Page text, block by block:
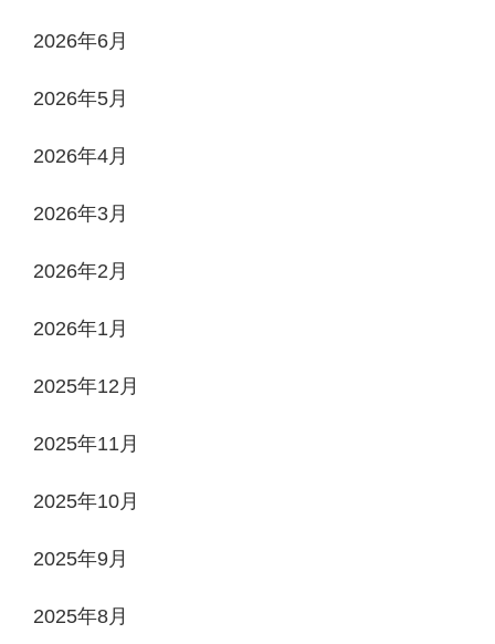
2026年6月
2026年5月
2026年4月
2026年3月
2026年2月
2026年1月
2025年12月
2025年11月
2025年10月
2025年9月
2025年8月